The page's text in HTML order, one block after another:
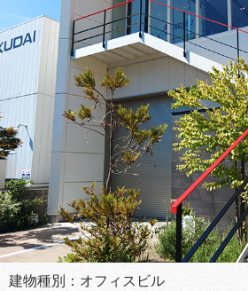
建物種別：オフィスビル